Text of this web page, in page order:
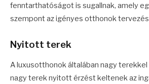
fenntarthatóságot is sugallnak, amely
szempont az igényes otthonok
Nyitott terek
A luxusotthonok általában nagy terekkel
nagy terek nyitott érzést keltenek az